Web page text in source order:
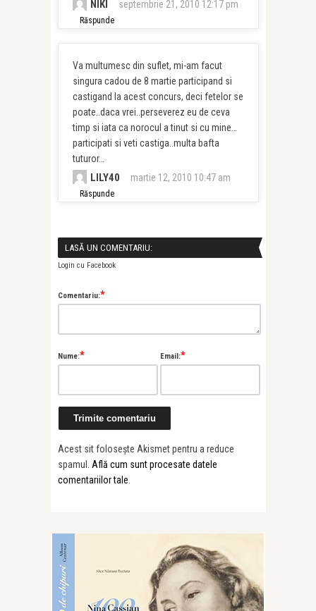
NIKI septembrie 21, 2010 12:17 pm
Răspunde
Va multumesc din suflet, mi-am facut
singura cadou de 8 martie participand si
castigand la acest concurs, deci fetelor se
poate..daca vrei..perseverez eu de ceva
timp si iata ca norocul a tinut si cu mine…
participati si veti castiga..multa bafta
tuturor…
LILY40 martie 12, 2010 10:47 am
Răspunde
LASĂ UN COMENTARIU:
Login cu Facebook
Comentariu:*
Nume:* Email:*
Acest sit folosește Akismet pentru a reduce
spamul. Află cum sunt procesate datele
comentariilor tale